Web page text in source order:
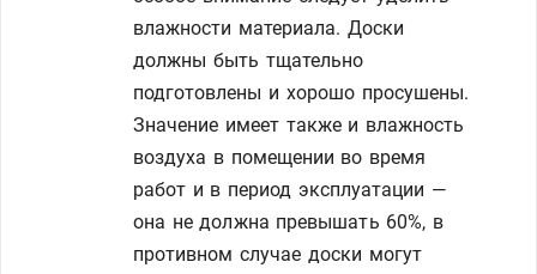
влажности материала. Доски
должны быть тщательно
подготовлены и хорошо просушены.
Значение имеет также и влажность
воздуха в помещении во время
работ и в период эксплуатации —
она не должна превышать 60%, в
противном случае доски могут